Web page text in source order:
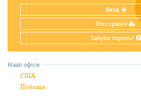
Вхід
Реєстрація
Забули пароль?
Наші офіси
США
Польща